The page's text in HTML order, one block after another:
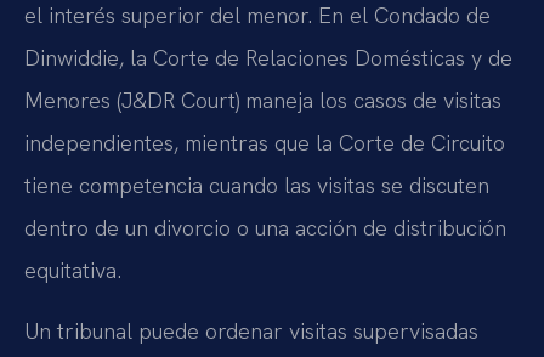
el interés superior del menor. En el Condado de
Dinwiddie, la Corte de Relaciones Domésticas y de
Menores (J&DR Court) maneja los casos de visitas
independientes, mientras que la Corte de Circuito
tiene competencia cuando las visitas se discuten
dentro de un divorcio o una acción de distribución
equitativa.
Un tribunal puede ordenar visitas supervisadas